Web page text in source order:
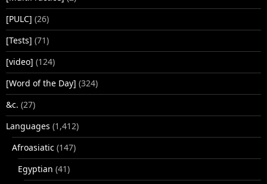
[PULC] (26)
[Tests] (71)
[video] (124)
[Word of the Day] (324)
&c. (27)
Languages (1,412)
Afroasiatic (147)
Egyptian (41)